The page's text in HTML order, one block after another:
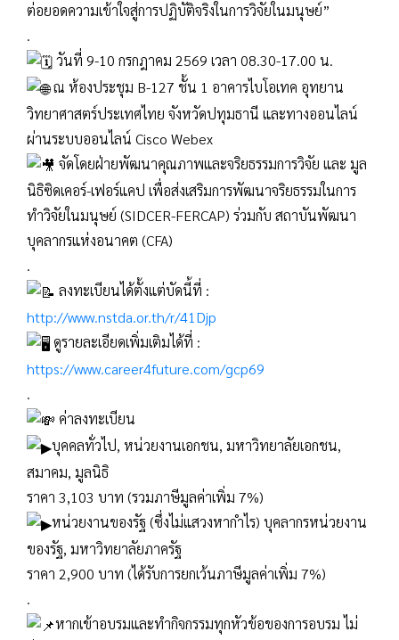
ต่อยอดความเข้าใจสู่การปฏิบัติจริงในการวิจัยในมนุษย์”
.
วันที่ 9-10 กรกฎาคม 2569 เวลา 08.30-17.00 น.
ณ ห้องประชุม B-127 ชั้น 1 อาคารไบโอเทค อุทยาน
วิทยาศาสตร์ประเทศไทย จังหวัดปทุมธานี และทางออนไลน์
ผ่านระบบออนไลน์ Cisco Webex
จัดโดยฝ่ายพัฒนาคุณภาพและจริยธรรมการวิจัย และ มูล
นิธิซิดเคอร์-เฟอร์แคป เพื่อส่งเสริมการพัฒนาจริยธรรมในการ
ทำวิจัยในมนุษย์ (SIDCER-FERCAP) ร่วมกับ สถาบันพัฒนา
บุคลากรแห่งอนาคต (CFA)
.
ลงทะเบียนได้ตั้งแต่บัดนี้ที่ :
http://www.nstda.or.th/r/41Djp
ดูรายละเอียดเพิ่มเติมได้ที่ :
https://www.career4future.com/gcp69
.
ค่าลงทะเบียน
บุคคลทั่วไป, หน่วยงานเอกชน, มหาวิทยาลัยเอกชน,
สมาคม, มูลนิธิ
ราคา 3,103 บาท (รวมภาษีมูลค่าเพิ่ม 7%)
หน่วยงานของรัฐ (ซึ่งไม่แสวงหากําไร) บุคลากรหน่วยงาน
ของรัฐ, มหาวิทยาลัยภาครัฐ
ราคา 2,900 บาท (ได้รับการยกเว้นภาษีมูลค่าเพิ่ม 7%)
.
หากเข้าอบรมและทำกิจกรรมทุกหัวข้อของการอบรม ไม่